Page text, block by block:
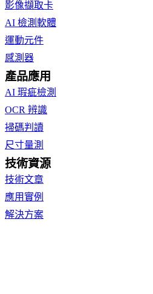
影像擷取卡
AI 檢測軟體
運動元件
感測器
產品應用
AI 瑕疵檢測
OCR 辨識
掃碼判讀
尺寸量測
技術資源
技術文章
應用實例
解決方案